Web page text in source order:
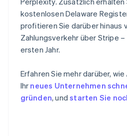
kostenlosen Delaware
profitieren Sie darüber hinaus
Zahlungsverkehr über Stripe
ersten Jahr.
Erfahren Sie mehr darüber,
Ihr neues Unternehmen
gründen, undstarten Sie